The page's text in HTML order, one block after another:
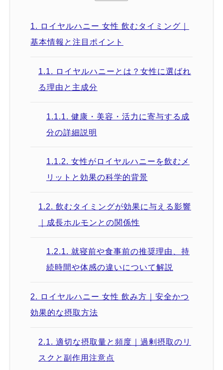
1. ロイヤルハニー 女性 飲むタイミング｜
基本情報と注目ポイント
1.1. ロイヤルハニーとは？女性に選ばれ
る理由と主成分
1.1.1. 健康・美容・活力に寄与する成
分の詳細説明
1.1.2. 女性がロイヤルハニーを飲むメ
リットと効果の科学的背景
1.2. 飲むタイミングが効果に与える影響
｜成長ホルモンとの関係性
1.2.1. 就寝前や食事前の推奨理由、持
続時間や体感の違いについて解説
2. ロイヤルハニー 女性 飲み方｜安全かつ
効果的な摂取方法
2.1. 適切な摂取量と頻度｜過剰摂取のリ
スクと副作用注意点